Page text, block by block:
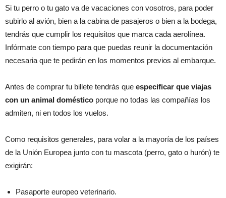
Si tu perro o tu gato va de vacaciones con vosotros, para poder
subirlo al avión, bien a la cabina de pasajeros o bien a la bodega,
tendrás que cumplir los requisitos que marca cada aerolínea.
Infórmate con tiempo para que puedas reunir la documentación
necesaria que te pedirán en los momentos previos al embarque.
Antes de comprar tu billete tendrás que especificar que viajas
con un animal doméstico porque no todas las compañías los
admiten, ni en todos los vuelos.
Como requisitos generales, para volar a la mayoría de los países
de la Unión Europea junto con tu mascota (perro, gato o hurón) te
exigirán:
Pasaporte europeo veterinario.